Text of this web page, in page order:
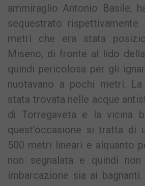
ammiraglio Antonio Basile,
sequestrato
metri che era stata
Miseno, di fronte al lido
quindi pericolosa per gli
nuotavano a pochi metri.
stata trovata nelle acque
di Torregaveta e la vicina
quest’occasione si tratta di
500 metri lineari e alquanto
non segnalata e quindi
imbarcazione sia ai